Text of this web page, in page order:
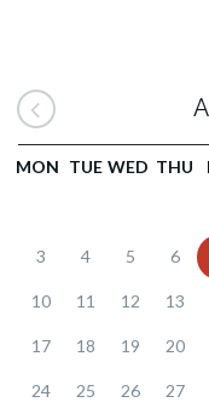
MON TUE WED THU
3 4 5 6
10 11 12 13
17 18 19 20
24 25 26 27